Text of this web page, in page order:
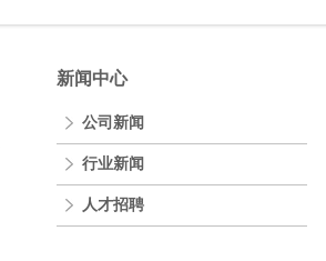
新闻中心
公司新闻
行业新闻
人才招聘